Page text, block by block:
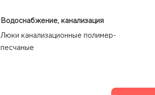
Водоснабжение, канализация
Люки канализационные полимер-
песчаные